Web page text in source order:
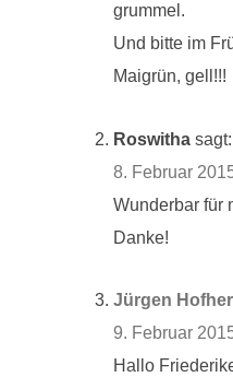
grummel.
Und bitte im
Maigrün, gell!!!
Roswitha sagt:
8. Februar
Wunderbar für
Danke!
Jürgen
9. Februar
Hallo